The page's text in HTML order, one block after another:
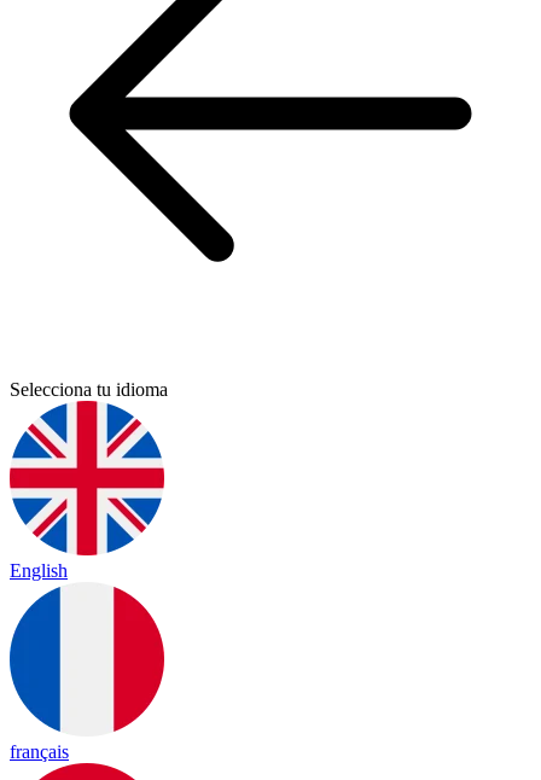
Selecciona tu idioma
English
français